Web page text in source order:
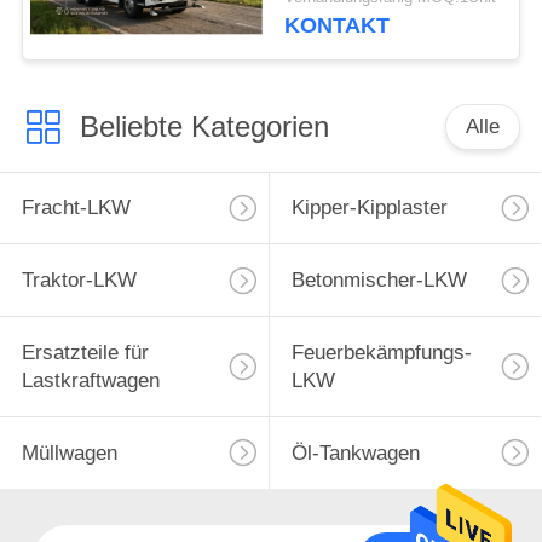
Leistung und Kapazität
KONTAKT
Beliebte Kategorien Alle
Fracht-LKW Kipper-Kipplaster
Traktor-LKW Betonmischer-LKW
Ersatzteile für
Lastkraftwagen
Feuerbekämpfungs-
LKW
Müllwagen Öl-Tankwagen